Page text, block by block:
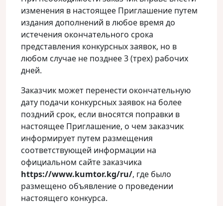
изменения в настоящее Приглашение путем
издания дополнений в любое время до
истечения окончательного срока
представления конкурсных заявок, но в
любом случае не позднее 3 (трех) рабочих
дней.
Заказчик может перенести окончательную
дату подачи конкурсных заявок на более
поздний срок, если вносятся поправки в
настоящее Приглашение, о чем заказчик
информирует путем размещения
соответствующей информации на
официальном сайте заказчика
https://www.kumtor.kg/ru/, где было
размещено объявление о проведении
настоящего конкурса.